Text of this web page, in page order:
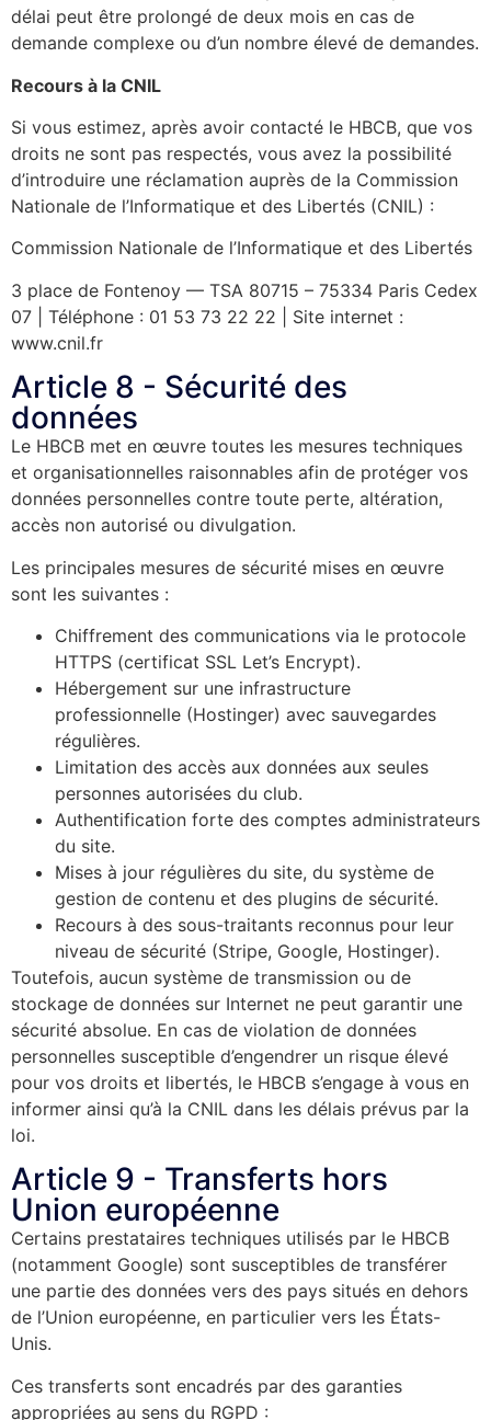
délai peut être prolongé de deux mois en cas de
demande complexe ou d’un nombre élevé de demandes.
Recours à la CNIL
Si vous estimez, après avoir contacté le HBCB, que vos
droits ne sont pas respectés, vous avez la possibilité
d’introduire une réclamation auprès de la Commission
Nationale de l’Informatique et des Libertés (CNIL) :
Commission Nationale de l’Informatique et des Libertés
3 place de Fontenoy — TSA 80715 – 75334 Paris Cedex
07 | Téléphone : 01 53 73 22 22 | Site internet :
www.cnil.fr
Article 8 - Sécurité des
données
Le HBCB met en œuvre toutes les mesures techniques
et organisationnelles raisonnables afin de protéger vos
données personnelles contre toute perte, altération,
accès non autorisé ou divulgation.
Les principales mesures de sécurité mises en œuvre
sont les suivantes :
Chiffrement des communications via le protocole
HTTPS (certificat SSL Let’s Encrypt).
Hébergement sur une infrastructure
professionnelle (Hostinger) avec sauvegardes
régulières.
Limitation des accès aux données aux seules
personnes autorisées du club.
Authentification forte des comptes administrateurs
du site.
Mises à jour régulières du site, du système de
gestion de contenu et des plugins de sécurité.
Recours à des sous-traitants reconnus pour leur
niveau de sécurité (Stripe, Google, Hostinger).
Toutefois, aucun système de transmission ou de
stockage de données sur Internet ne peut garantir une
sécurité absolue. En cas de violation de données
personnelles susceptible d’engendrer un risque élevé
pour vos droits et libertés, le HBCB s’engage à vous en
informer ainsi qu’à la CNIL dans les délais prévus par la
loi.
Article 9 - Transferts hors
Union européenne
Certains prestataires techniques utilisés par le HBCB
(notamment Google) sont susceptibles de transférer
une partie des données vers des pays situés en dehors
de l’Union européenne, en particulier vers les États-
Unis.
Ces transferts sont encadrés par des garanties
appropriées au sens du RGPD :